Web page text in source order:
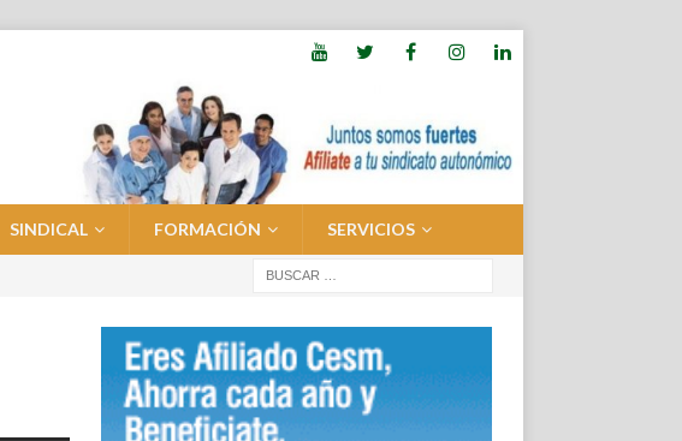
SINDICAL FORMACIÓN SERVICIOS